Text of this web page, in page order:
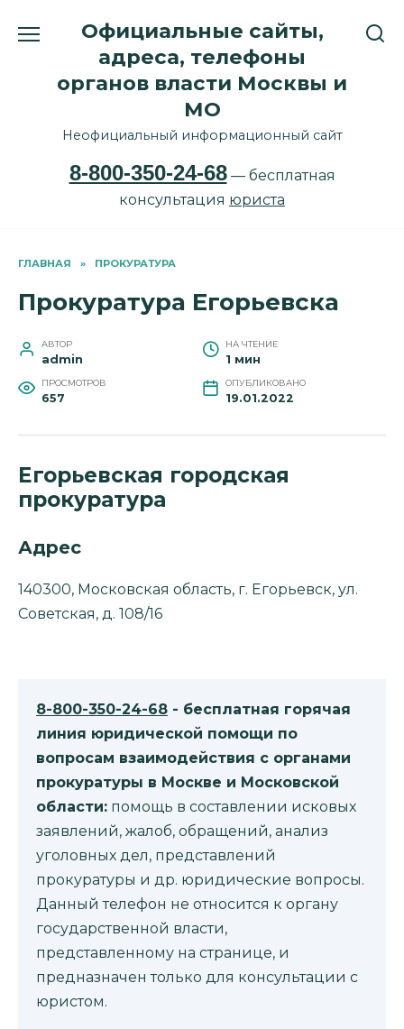
Официальные сайты,
адреса, телефоны
органов власти Москвы и
МО
Неофициальный информационный сайт
8-800-350-24-68— бесплатная
консультация юриста
ГЛАВНАЯ » ПРОКУРАТУРА
Прокуратура Егорьевска
АВТОР
admin
НА ЧТЕНИЕ
1 мин
ПРОСМОТРОВ
657
ОПУБЛИКОВАНО
19.01.2022
Егорьевская городская
прокуратура
Адрес
140300, Московская область, г. Егорьевск, ул.
Советская, д. 108/16
8-800-350-24-68 - бесплатная горячая
линия юридической помощи по
вопросам взаимодействия с органами
прокуратуры в Москве и Московской
области: помощь в составлении исковых
заявлений, жалоб, обращений, анализ
уголовных дел, представлений
прокуратуры и др. юридические вопросы.
Данный телефон не относится к органу
государственной власти,
представленному на странице, и
предназначен только для консультации с
юристом.